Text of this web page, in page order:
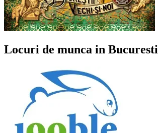
Locuri de munca in Bucuresti